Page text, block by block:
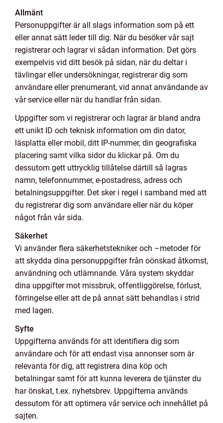
Allmänt
Personuppgifter är all slags information som på ett
eller annat sätt leder till dig. När du besöker vår sajt
registrerar och lagrar vi sådan information. Det görs
exempelvis vid ditt besök på sidan, när du deltar i
tävlingar eller undersökningar, registrerar dig som
användare eller prenumerant, vid annat användande av
vår service eller när du handlar från sidan.
Uppgifter som vi registrerar och lagrar är bland andra
ett unikt ID och teknisk information om din dator,
läsplatta eller mobil, ditt IP-nummer, din geografiska
placering samt vilka sidor du klickar på. Om du
dessutom gett uttrycklig tillåtelse därtill så lagras
namn, telefonnummer, e-postadress, adress och
betalningsuppgifter. Det sker i regel i samband med att
du registrerar dig som användare eller när du köper
något från vår sida.
Säkerhet
Vi använder flera säkerhetstekniker och –metoder för
att skydda dina personuppgifter från oönskad åtkomst,
användning och utlämnande. Våra system skyddar
dina uppgifter mot missbruk, offentliggörelse, förlust,
förringelse eller att de på annat sätt behandlas i strid
med lagen.
Syfte
Uppgifterna används för att identifiera dig som
användare och för att endast visa annonser som är
relevanta för dig, att registrera dina köp och
betalningar samt för att kunna leverera de tjänster du
har önskat, t.ex. nyhetsbrev. Uppgifterna används
dessutom för att optimera vår service och innehållet på
sajten.